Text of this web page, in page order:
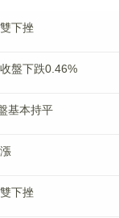
下挫
盤下跌0.46%
基本持平
下挫